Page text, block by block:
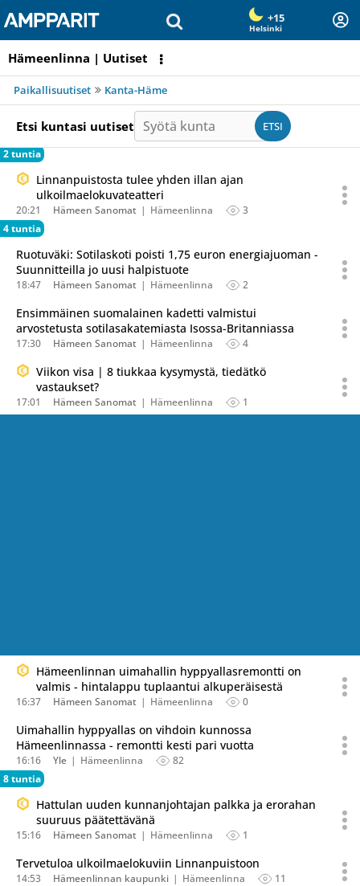
+15
Helsinki
Hämeenlinna | Uutiset
Paikallisuutiset Kanta-Häme
Etsi kuntasi uutiset Syötä kunta ETSI
2 tuntia
Linnanpuistosta tulee yhden illan ajan
ulkoilmaelokuvateatteri
20:21 Hämeen Sanomat Hämeenlinna
3
4 tuntia
Ruotuväki: Sotilaskoti poisti 1,75 euron energiajuoman -
Suunnitteilla jo uusi halpistuote
18:47 Hämeen Sanomat Hämeenlinna 2
Ensimmäinen suomalainen kadetti valmistui
arvostetusta sotilasakatemiasta Isossa-Britanniassa
17:30 Hämeen Sanomat Hämeenlinna 4
Viikon visa | 8 tiukkaa kysymystä, tiedätkö
vastaukset?
17:01 Hämeen Sanomat Hämeenlinna 1
Hämeenlinnan uimahallin hyppyallasremontti on
valmis - hintalappu tuplaantui alkuperäisestä
16:37 Hämeen Sanomat Hämeenlinna 0
Uimahallin hyppyallas on vihdoin kunnossa
Hämeenlinnassa - remontti kesti pari vuotta
16:16 Yle Hämeenlinna
82
8 tuntia
Hattulan uuden kunnanjohtajan palkka ja erorahan
suuruus päätettävänä
15:16 Hämeen Sanomat Hämeenlinna 1
Tervetuloa ulkoilmaelokuviin Linnanpuistoon
14:53 Hämeenlinnan kaupunki Hämeenlinna 11